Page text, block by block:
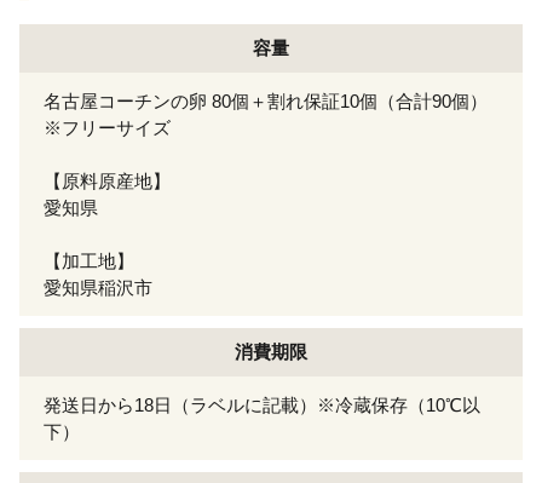
容量
名古屋コーチンの卵 80個＋割れ保証10個（合計90個）
※フリーサイズ
【原料原産地】
愛知県
【加工地】
愛知県稲沢市
消費期限
発送日から18日（ラベルに記載）※冷蔵保存（10℃以
下）